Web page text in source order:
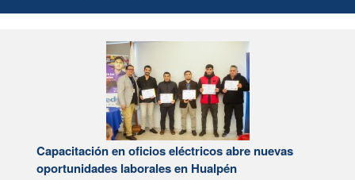
Capacitación en oficios eléctricos abre nuevas
oportunidades laborales en Hualpén